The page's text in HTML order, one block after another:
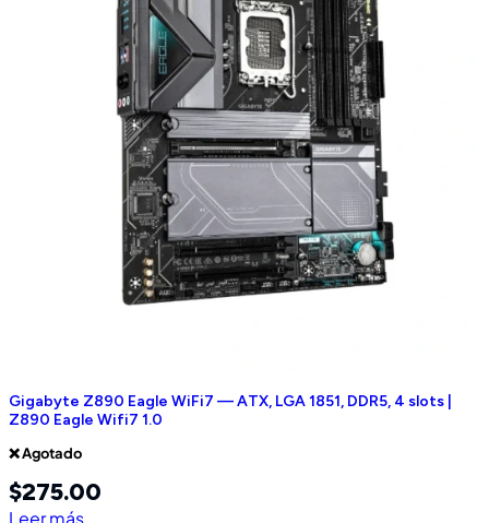
Gigabyte Z890 Eagle WiFi7 — ATX, LGA 1851, DDR5, 4 slots |
Z890 Eagle Wifi7 1.0
❌ Agotado
$275.00